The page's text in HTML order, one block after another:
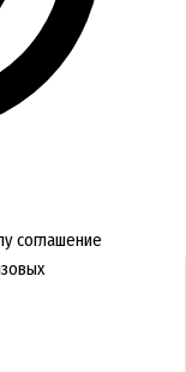
соглашение